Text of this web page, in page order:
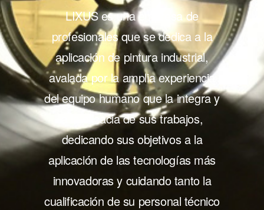
LIXUS es una empresa de
profesionales que se dedica a la
aplicación de pintura industrial,
avalada por la amplia experiencia
del equipo humano que la integra y
a la eficacia de sus trabajos,
dedicando sus objetivos a la
aplicación de las tecnologías más
innovadoras y cuidando tanto la
cualificación de su personal técnico